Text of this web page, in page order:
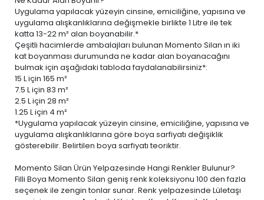
Uygulama yapılacak yüzeyin cinsine, emiciliğine, yapısına ve
uygulama alışkanlıklarına değişmekle birlikte 1 Litre ile tek
katta 13-22 m² alan boyanabilir.*
Çeşitli hacimlerde ambalajları bulunan Momento Silan ın iki
kat boyanması durumunda ne kadar alan boyanacağını
bulmak için aşağıdaki tabloda faydalanabilirsiniz*:
15 Liçin 165 m²
7.5 Liçin 83 m²
2.5 Liçin 28 m²
1.25 Liçin 4 m²
*Uygulama yapılacak yüzeyin cinsine, emiciliğine, yapısına ve
uygulama alışkanlıklarına göre boya sarfiyatı değişiklik
gösterebilir. Belirtilen boya sarfiyatı teoriktir.
Momento Silan Ürün Yelpazesinde Hangi Renkler Bulunur?
Filli Boya Momento Silan geniş renk koleksiyonu 100 den fazla
seçenek ile zengin tonlar sunar. Renk yelpazesinde Lületaşı